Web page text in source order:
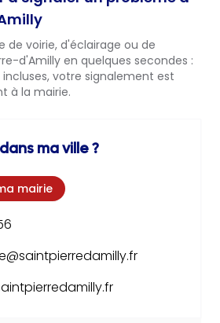
de voirie, d'éclairage ou de
d'Amilly en quelques secondes :
votre signalement est
à la mairie.
ma ville ?
mairie